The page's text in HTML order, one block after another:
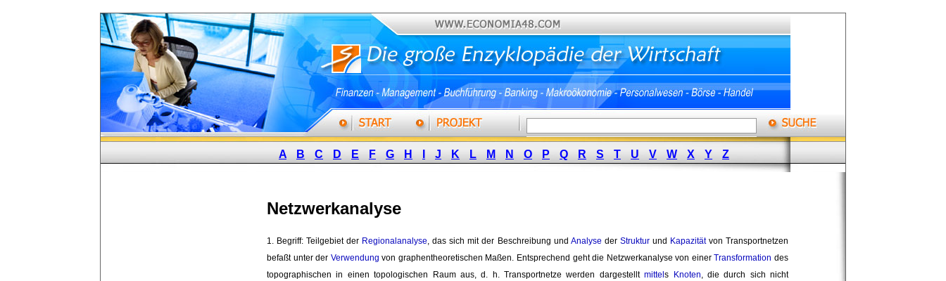
A B C D E F G H J K L M N O P Q R S T U V W X Y Z
Netzwerkanalyse
1. Begriff: Teilgebiet der Regionalanalyse, das sich mit der Beschreibung und Analyse der Strukturund Kapazitätvon Transportnetzen
befaßt unter der Verwendung von graphentheoretischen Maßen. Entsprechend geht die Netzwerkanalyse von einer Transformation des
topographischen in einen topologischen Raum aus, d. h. Transportnetze werden dargestelltmittels Knoten, die durch sich nicht